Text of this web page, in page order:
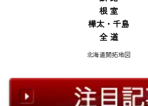
根 室
樺太・千島
全 道
北海道開拓地図